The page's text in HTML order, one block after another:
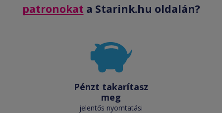
patronokat a Starink.hu oldalán?
Pénzt takarítasz
meg
jelentős nyomtatási